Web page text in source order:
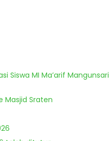
Siswa MI Ma’arif Mangunsari
Masjid Sraten